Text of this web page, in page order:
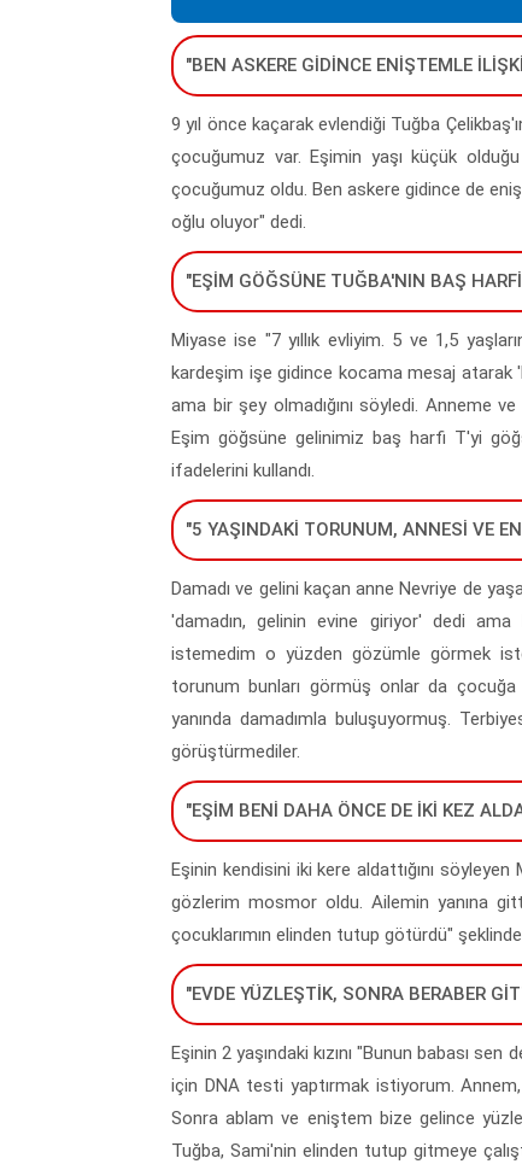
"BEN ASKERE GİDİNCE ENİŞTEMLE
9 yıl önce kaçarak evlendiği Tuğba
çocuğumuz var. Eşimin yaşı küçük
çocuğumuz oldu. Ben askere gidince de
oğlu oluyor" dedi.
"EŞİM GÖĞSÜNE TUĞBA'NIN BAŞ
Miyase ise "7 yıllık evliyim. 5 ve 1,5
kardeşim işe gidince kocama mesaj atarak
ama bir şey olmadığını söyledi. Anneme
Eşim göğsüne gelinimiz baş harfi T'yi
ifadelerini kullandı.
"5 YAŞINDAKİ TORUNUM, ANNESİ VE
Damadı ve gelini kaçan anne Nevriye de
'damadın, gelinin evine giriyor' dedi ama
istemedim o yüzden gözümle görmek
torunum bunları görmüş onlar da
yanında damadımla buluşuyormuş.
görüştürmediler.
"EŞİM BENİ DAHA ÖNCE DE İKİ KEZ
Eşinin kendisini iki kere aldattığını
gözlerim mosmor oldu. Ailemin yanına
çocuklarımın elinden tutup götürdü"
"EVDE YÜZLEŞTİK, SONRA BERABER
Eşinin 2 yaşındaki kızını "Bunun babası
için DNA testi yaptırmak istiyorum.
Sonra ablam ve eniştem bize gelince
Tuğba, Sami'nin elinden tutup gitmeye